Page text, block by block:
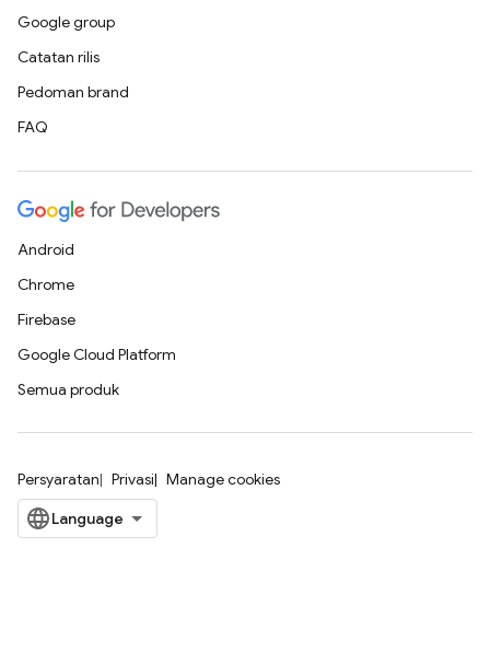
Google group
Catatan rilis
Pedoman brand
FAQ
Android
Chrome
Firebase
Google Cloud Platform
Semua produk
Persyaratan Privasi Manage cookies